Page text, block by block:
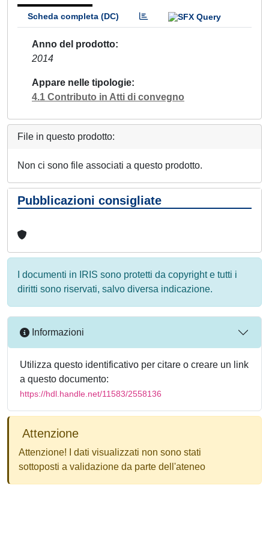
Scheda completa (DC)
Anno del prodotto
2014
Appare nelle tipologie
4.1 Contributo in Atti di convegno
File in questo prodotto:
Non ci sono file associati a questo prodotto.
Pubblicazioni consigliate
I documenti in IRIS sono protetti da copyright e tutti i
diritti sono riservati, salvo diversa indicazione.
Informazioni
Utilizza questo identificativo per citare o creare un link
a questo documento:
https://hdl.handle.net/11583/2558136
Attenzione
Attenzione! I dati visualizzati non sono stati
sottoposti a validazione da parte dell'ateneo